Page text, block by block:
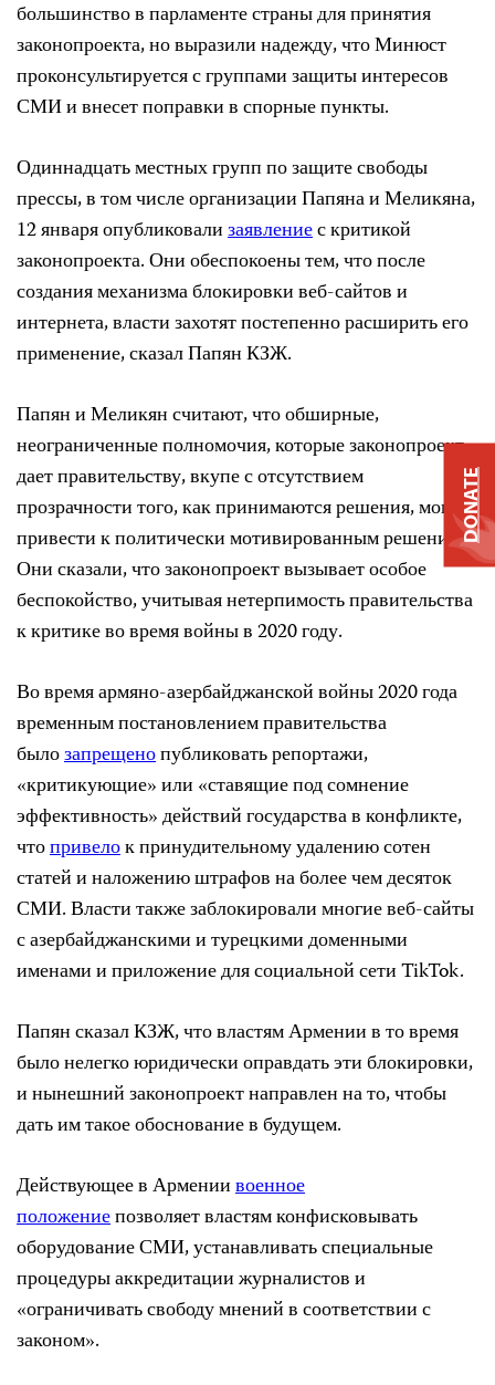
большинство в парламенте страны для принятия
законопроекта, но выразили надежду, что Минюст
проконсультируется с группами защиты интересов
СМИ и внесет поправки в спорные пункты.
Одиннадцать местных групп по защите свободы
прессы, в том числе организации Папяна и Меликяна,
12 января опубликовализаявлениес критикой
законопроекта. Они обеспокоены тем, что после
создания механизма блокировки веб-сайтов и
интернета, власти захотят постепенно расширить его
применение, сказал Папян КЗЖ.
Папян и Меликян считают, что обширные,
неограниченные полномочия, которые законопроект
дает правительству, вкупе с отсутствием
прозрачности того, как принимаются решения, могут
привести к политически мотивированным решениям.
Они сказали, что законопроект вызывает особое
беспокойство, учитывая нетерпимость правительства
к критике во время войны в 2020 году.
Во время армяно-азербайджанской войны 2020 года
временным постановлением правительства
былозапрещенопубликовать репортажи,
«критикующие» или «ставящие под сомнение
эффективность» действий государства в конфликте,
чтопривелок принудительному удалению сотен
статей и наложению штрафов на более чем десяток
СМИ. Власти также заблокировали многие веб-сайты
с азербайджанскими и турецкими доменными
именами и приложение для социальной сети TikTok.
Папян сказал КЗЖ, что властям Армении в то время
было нелегко юридически оправдать эти блокировки,
и нынешний законопроект направлен на то, чтобы
дать им такое обоснование в будущем.
Действующее в Армениивоенное
положениепозволяет властям конфисковывать
оборудование СМИ, устанавливать специальные
процедуры аккредитации журналистов и
«ограничивать свободу мнений в соответствии с
законом».
DONATE